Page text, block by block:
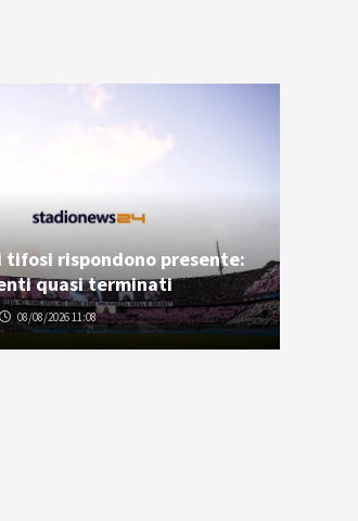
tifosi rispondono presente:
quasi terminati
08/08/2026 11:08